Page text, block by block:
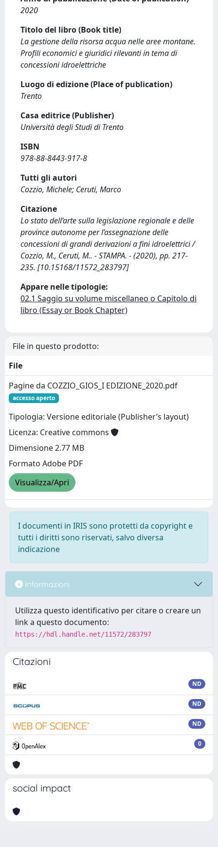
2020
Titolo del libro (Book title)
La gestione della risorsa acqua nelle aree montane.
Profili economici e giuridici rilevanti in tema di
concessioni idroelettriche
Luogo di edizione (Place of publication)
Trento
Casa editrice (Publisher)
Università degli Studi di Trento
ISBN
978-88-8443-917-8
Tutti gli autori
Cozzio, Michele; Ceruti, Marco
Citazione
Lo stato dell’arte sulla legislazione regionale e delle
province autonome per l’assegnazione delle
concessioni di grandi derivazioni a fini idroelettrici /
Cozzio, M., Ceruti, M.. - STAMPA. - (2020), pp. 217-
235. [10.15168/11572_283797]
Appare nelle tipologie:
02.1 Saggio su volume miscellaneo o Capitolo di
libro (Essay or Book Chapter)
File in questo prodotto:
File
Pagine da COZZIO_GIOS_I EDIZIONE_2020.pdf
accesso aperto
Tipologia: Versione editoriale (Publisher’s layout)
Licenza: Creative commons
Dimensione 2.77 MB
Formato Adobe PDF
Visualizza/Apri
I documenti in IRIS sono protetti da copyright e
tutti i diritti sono riservati, salvo diversa
indicazione
Informazioni
Utilizza questo identificativo per citare o creare un
link a questo documento:
https://hdl.handle.net/11572/283797
Citazioni
ND
ND
ND
0
social impact